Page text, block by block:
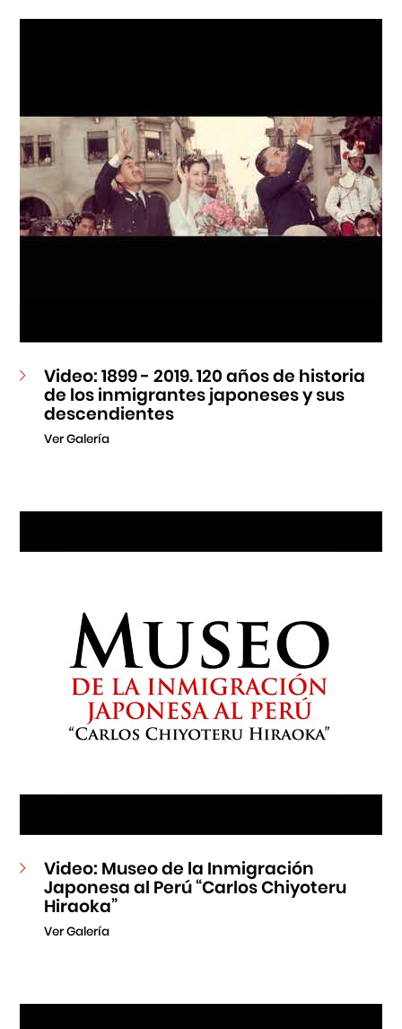
Fondo Editorial
Teatro Peruano Japonés
Video: 1899 - 2019. 120 años de historia
de los inmigrantes japoneses y sus
descendientes
Ver Galería
Video: Museo de la Inmigración
Japonesa al Perú “Carlos Chiyoteru
Hiraoka”
Ver Galería